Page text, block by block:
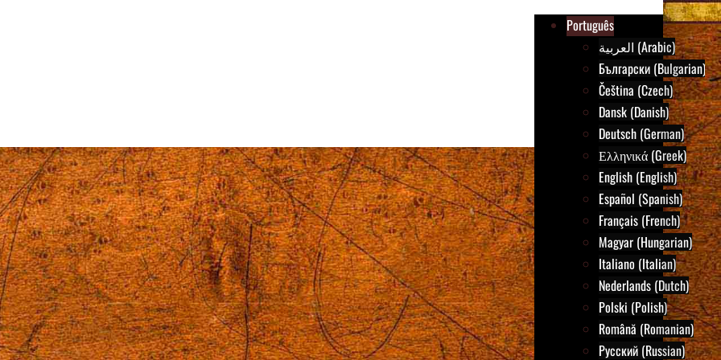
Português
العربية (Arabic)
Български (Bulgarian)
Čeština (Czech)
Dansk (Danish)
Deutsch (German)
Ελληνικά (Greek)
English (English)
Español (Spanish)
Français (French)
Magyar (Hungarian)
Italiano (Italian)
Nederlands (Dutch)
Polski (Polish)
Română (Romanian)
Русский (Russian)